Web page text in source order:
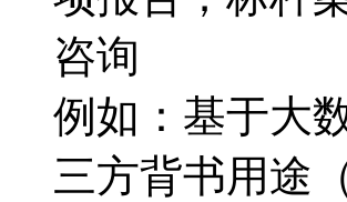
咨询
例如：基于大
三方背书用途